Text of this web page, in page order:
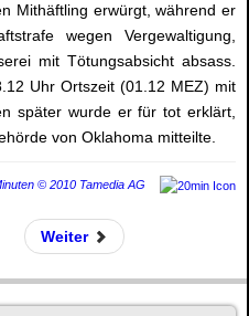
Mithäftling erwürgt, während er
wegen Vergewaltigung,
mit Tötungsabsicht absass.
Uhr Ortszeit (01.12 MEZ) mit
später wurde er für tot erklärt,
von Oklahoma mitteilte.
© 2010 Tamedia AG
Weiter